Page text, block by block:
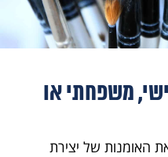
משפחתי או
האומנות של יצירת